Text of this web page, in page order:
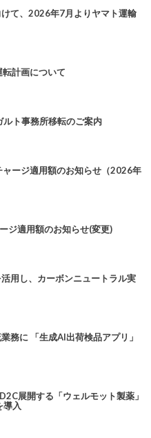
けて、2026年7月よりヤマト運輸
計画について
ト事務所移転のご案内
ージ適用額のお知らせ（2026年
ジ適用額のお知らせ(変更)
用し、カーボンニュートラル実
務に 「生成AI出荷検品アプリ」
展開する「ウェルモット製薬」
導入